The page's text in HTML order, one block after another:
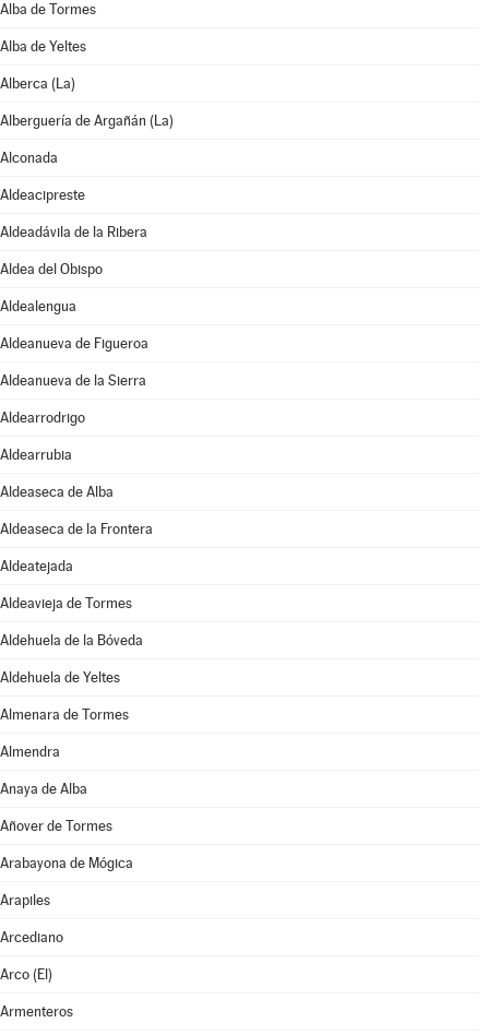
Alba de Tormes
Alba de Yeltes
Alberca (La)
Alberguería de Argañán (La)
Alconada
Aldeacipreste
Aldeadávila de la Ribera
Aldea del Obispo
Aldealengua
Aldeanueva de Figueroa
Aldeanueva de la Sierra
Aldearrodrigo
Aldearrubia
Aldeaseca de Alba
Aldeaseca de la Frontera
Aldeatejada
Aldeavieja de Tormes
Aldehuela de la Bóveda
Aldehuela de Yeltes
Almenara de Tormes
Almendra
Anaya de Alba
Añover de Tormes
Arabayona de Mógica
Arapiles
Arcediano
Arco (El)
Armenteros